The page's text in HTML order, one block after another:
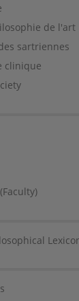
de l'art
sartriennes
clinique